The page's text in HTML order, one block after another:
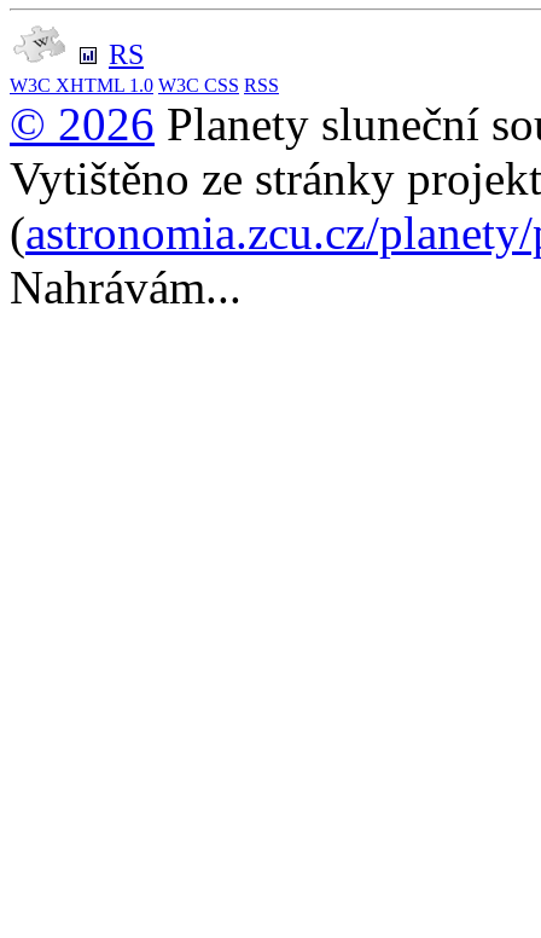
RS
W3C XHTML 1.0 W3C CSS RSS
© 2026 Planety sluneční
Vytištěno ze stránky
(astronomia.zcu.cz/
Nahrávám...